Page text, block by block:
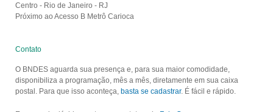
Centro - Rio de Janeiro - RJ
Próximo ao Acesso B Metrô Carioca
Contato
O BNDES aguarda sua presença e, para sua maior comodidade,
disponibiliza a programação, mês a mês, diretamente em sua caixa
postal. Para que isso aconteça, basta se cadastrar. É fácil e rápido.